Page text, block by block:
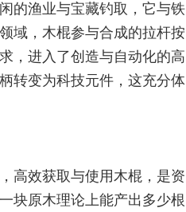
的渔业与宝藏钓取，它与铁
域，木棍参与合成的拉杆按
，进入了创造与自动化的高
转变为科技元件，这充分体
高效获取与使用木棍，是资
块原木理论上能产出多少根